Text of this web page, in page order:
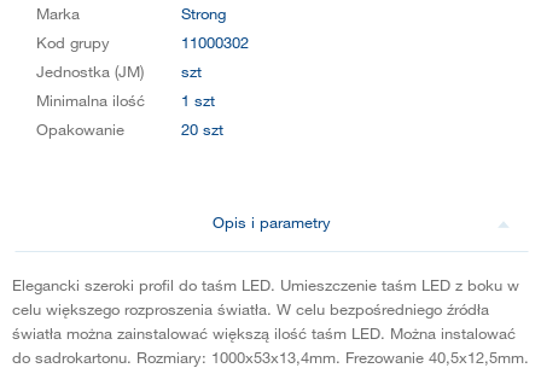
Marka
Strong
Kod grupy
11000302
Jednostka (JM)
szt
Minimalna ilość
1 szt
Opakowanie
20 szt
Opis i parametry
Elegancki szeroki profil do taśm LED. Umieszczenie taśm LED z boku w
celu większego rozproszenia światła. W celu bezpośredniego źródła
światła można zainstalować większą ilość taśm LED. Można instalować
do sadrokartonu. Rozmiary: 1000x53x13,4mm. Frezowanie 40,5x12,5mm.